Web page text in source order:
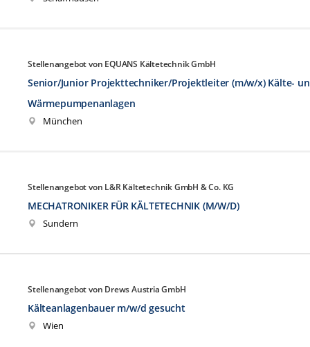
Stellenangebot von EQUANS Kältetechnik GmbH
Senior/Junior Projekttechniker/Projektleiter (m/w/x) Kälte-
Wärmepumpenanlagen
München
Stellenangebot von L&R Kältetechnik GmbH & Co. KG
MECHATRONIKER FÜR KÄLTETECHNIK (M/W/D)
Sundern
Stellenangebot von Drews Austria GmbH
Kälteanlagenbauer m/w/d gesucht
Wien